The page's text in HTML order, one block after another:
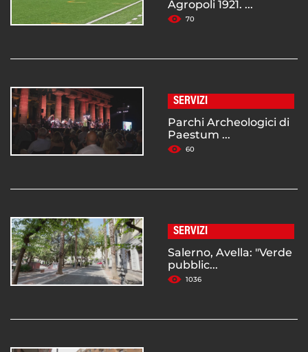
Agropoli 1921. ...
70
SERVIZI
Parchi Archeologici di
Paestum ...
60
SERVIZI
Salerno, Avella: "Verde
pubblic...
1036